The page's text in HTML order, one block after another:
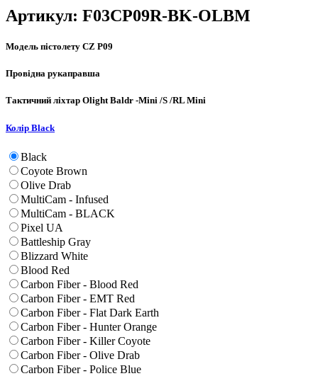
Артикул: F03CP09R-BK-OLBM
Модель пістолету CZ P09
Провідна рукаправша
Тактичний ліхтар Olight Baldr -Mini /S /RL Mini
Колір Black
Black
Coyote Brown
Olive Drab
MultiCam - Infused
MultiCam - BLACK
Pixel UA
Battleship Gray
Blizzard White
Blood Red
Carbon Fiber - Blood Red
Carbon Fiber - EMT Red
Carbon Fiber - Flat Dark Earth
Carbon Fiber - Hunter Orange
Carbon Fiber - Killer Coyote
Carbon Fiber - Olive Drab
Carbon Fiber - Police Blue